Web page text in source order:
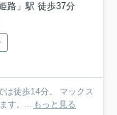
路」駅 徒歩37分
は徒歩14分。 マックス
す。... もっと見る